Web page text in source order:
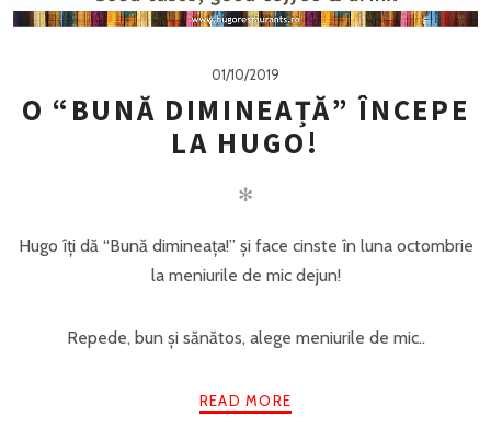
01/10/2019
O “BUNĂ DIMINEAȚĂ” ÎNCEPE
LA HUGO!
✻
Hugo îți dă “Bună dimineața!” și face cinste în luna octombrie
la meniurile de mic dejun!
Repede, bun și sănătos, alege meniurile de mic..
READ MORE